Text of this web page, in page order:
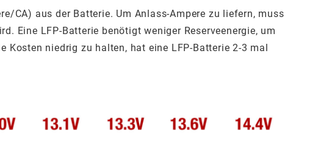
CA) aus der Batterie. Um Anlass-Ampere zu liefern, muss
Eine LFP-Batterie benötigt weniger Reserveenergie, um
Kosten niedrig zu halten, hat eine LFP-Batterie 2-3 mal